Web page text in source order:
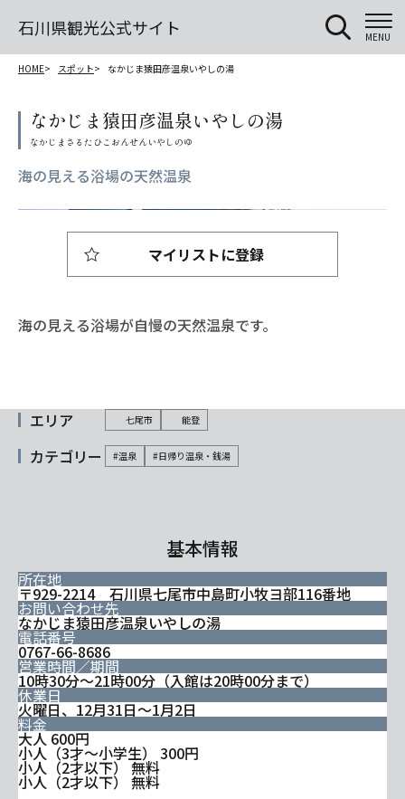
石川県観光公式サイト MENU
HOME スポット なかじま猿田彦温泉いやしの湯
なかじま猿田彦温泉いやしの湯
海の見える浴場の天然温泉
海の見える浴場が自慢の天然温泉です。
マイリストに登録
エリア 七尾市 能登
カテゴリー #温泉 #日帰り温泉・銭湯
基本情報
所在地
〒929-2214 石川県七尾市中島町小牧ヨ部116番地
お問い合わせ先
なかじま猿田彦温泉いやしの湯
電話番号
0767-66-8686
営業時間／期間
10時30分～21時00分（入館は20時00分まで）
休業日
火曜日、12月31日～1月2日
料金
大人 600円
小人（3才～小学生） 300円
小人（2才以下） 無料
小人（2才以下） 無料